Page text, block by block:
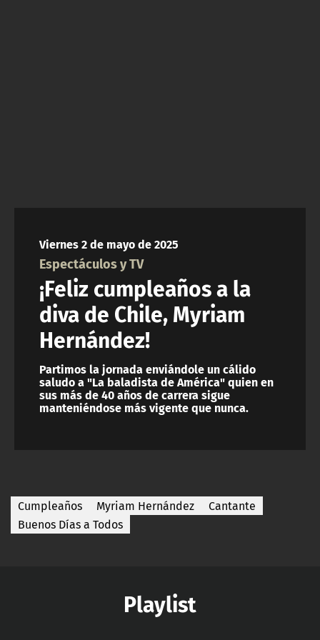
Viernes 2 de mayo de 2025
Espectáculos y TV
¡Feliz cumpleaños a la
diva de Chile, Myriam
Hernández!
Partimos la jornada enviándole un cálido
saludo a "La baladista de América" quien en
sus más de 40 años de carrera sigue
manteniéndose más vigente que nunca.
Cumpleaños Myriam Hernández
Cantante
Buenos Días a Todos
Playlist